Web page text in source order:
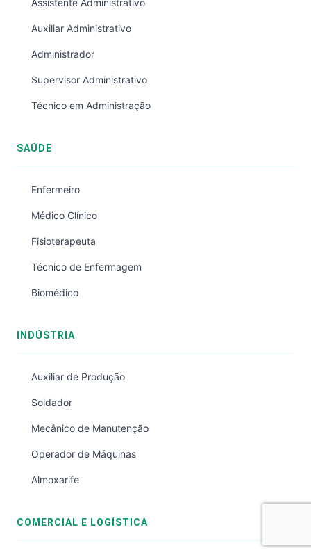
Assistente Administrativo
Auxiliar Administrativo
Administrador
Supervisor Administrativo
Técnico em Administração
SAÚDE
Enfermeiro
Médico Clínico
Fisioterapeuta
Técnico de Enfermagem
Biomédico
INDÚSTRIA
Auxiliar de Produção
Soldador
Mecânico de Manutenção
Operador de Máquinas
Almoxarife
COMERCIAL E LOGÍSTICA